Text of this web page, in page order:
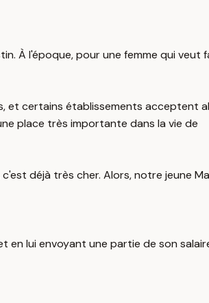
À l'époque, pour une femme qui
et certains établissements acceptent
place très importante dans la vie de
déjà très cher. Alors, notre jeune
lui envoyant une partie de son